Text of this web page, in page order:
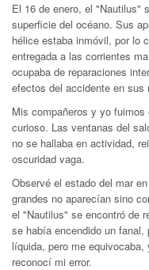
El 16 de enero, el "Nautilus"
superficie del océano. Sus
hélice estaba inmóvil, por lo
entregada a las corrientes
ocupaba de reparaciones
efectos del accidente en sus
Mis compañeros y yo
curioso. Las ventanas del
no se hallaba en actividad,
oscuridad vaga.
Observé el estado del mar
grandes no aparecían sino
el "Nautilus" se encontró de
se había encendido un
líquida, pero me
reconocí mi error.